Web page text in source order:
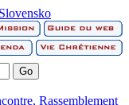
Slovensko
Rassemblement